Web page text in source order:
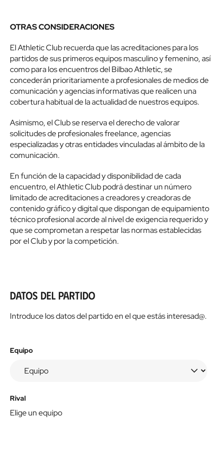
OTRAS CONSIDERACIONES
El Athletic Club recuerda que las acreditaciones para los
partidos de sus primeros equipos masculino y femenino, así
como para los encuentros del Bilbao Athletic, se
concederán prioritariamente a profesionales de medios de
comunicación y agencias informativas que realicen una
cobertura habitual de la actualidad de nuestros equipos.
Asimismo, el Club se reserva el derecho de valorar
solicitudes de profesionales freelance, agencias
especializadas y otras entidades vinculadas al ámbito de la
comunicación.
En función de la capacidad y disponibilidad de cada
encuentro, el Athletic Club podrá destinar un número
limitado de acreditaciones a creadores y creadoras de
contenido gráfico y digital que dispongan de equipamiento
técnico profesional acorde al nivel de exigencia requerido y
que se comprometan a respetar las normas establecidas
por el Club y por la competición.
Datos del partido
Introduce los datos del partido en el que estás interesad@.
Equipo
Rival
Elige un equipo